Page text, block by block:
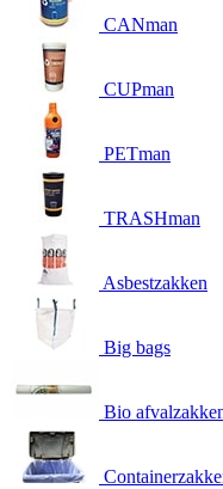
CANman
CUPman
PETman
TRASHman
Asbestzakken
Big bags
Bio